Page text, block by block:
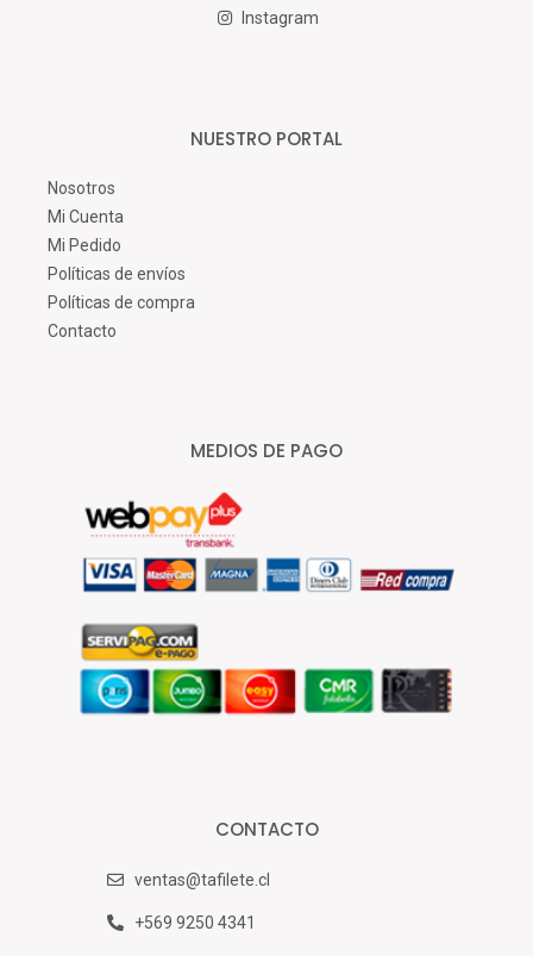
Instagram
NUESTRO PORTAL
Nosotros
Mi Cuenta
Mi Pedido
Políticas de envíos
Políticas de compra
Contacto
MEDIOS DE PAGO
CONTACTO
ventas@tafilete.cl
+569 9250 4341